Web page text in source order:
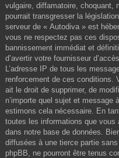
vulgaire, diffamatoire, choquant,
pourrait transgresser la
serveur de « Autodiva » est
vous ne respectez pas ces
bannissement immédiat et
d’avertir votre fournisseur
L’adresse IP de tous les
renforcement de ces conditions.
ait le droit de supprimer, de
n’importe quel sujet et message
estimons cela nécessaire. En
toutes les informations que vous
dans notre base de données.
diffusées à une tierce partie
phpBB, ne pourront être tenus